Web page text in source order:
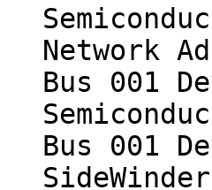
Network
Bus 001
Bus 001